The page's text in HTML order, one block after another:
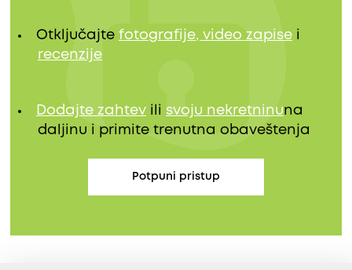
Otključajte fotografije, video zapise i
recenzije
Dodajte zahtev ili svoju nekretninuna
daljinu i primite trenutna obaveštenja
Potpuni pristup